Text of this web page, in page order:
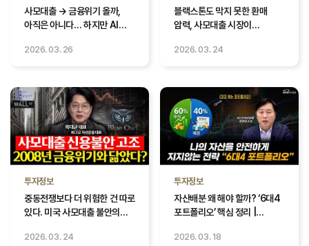
사모대출 → 금융위기 올까,
아직은 아니다… 하지만 AI
경읽남과 토론합시다 | 목대균
2026. 03. 26
블랙스톤도 막지 못한 환매
압력, 사모대출 시장이
토론합시다 | 목대균 대표_2편
2026. 03. 24
투자정보
중동전쟁보다 더 위험한 건 따로
있다. 미국 사모대출 불안의
경읽남과 토론합시다 | 목대균
2026. 03. 24
투자정보
자산배분 왜 해야 할까? ‘6대4
포트폴리오’ 핵심 정리 |
2026. 03. 18